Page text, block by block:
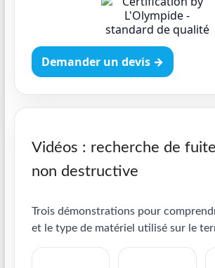
Demander un devis →
Vidéos : recherche de
non destructive
Trois démonstrations pour
et le type de matériel utilisé sur le